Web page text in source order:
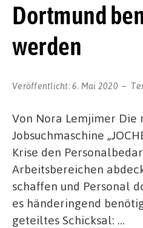
Dortmund
werden
Veröffentlicht:6. Mai 2020
Von Nora Lemjimer Die
Jobsuchmaschine
Krise den
Arbeitsbereichen
schaffen und Personal
es händeringend
geteiltes Schicksal: …